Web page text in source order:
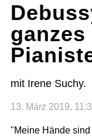
ganzes
mit Irene Suchy.
13. März 2019,
"Meine Hände